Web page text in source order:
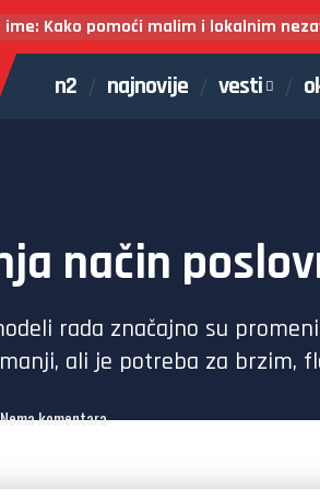
Kako pomoći malim i lokalnim
n2 najnovije vesti
način
rada značajno su
ali je potreba za brzim,
Nema komentara